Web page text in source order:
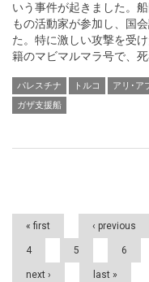
いう事件が起きました。
もの活動家が参加し、国
た。特に激しい攻撃を受
籍のマビマルマラ号で、
パレスチナ トルコ アリ･ア
ガザ支援船
Pages
« first ‹ previous
4 5 6
next › last »